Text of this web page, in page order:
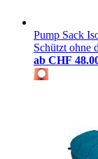
Pump Sack
Schützt ohne
ab CHF